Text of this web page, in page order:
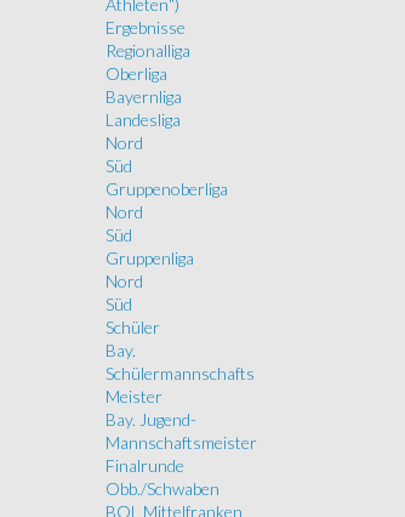
Athleten“)
Ergebnisse
Regionalliga
Oberliga
Bayernliga
Landesliga
Nord
Süd
Gruppenoberliga
Nord
Süd
Gruppenliga
Nord
Süd
Schüler
Bay.
Schülermannschafts
Meister
Bay. Jugend-
Mannschaftsmeister
Finalrunde
Obb./Schwaben
BOL Mittelfranken